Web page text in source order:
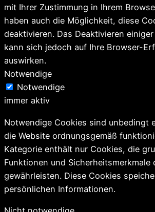
mit Ihrer Zustimmung in Ihrem
haben auch die Möglichkeit, diese
deaktivieren. Das Deaktivieren
kann sich jedoch auf Ihre Browser-
auswirken.
Notwendige
Notwendige
immer aktiv
Notwendige Cookies sind unbedingt
die Website ordnungsgemäß
Kategorie enthält nur Cookies, die
Funktionen und Sicherheitsmerkmale
gewährleisten. Diese Cookies
persönlichen Informationen.